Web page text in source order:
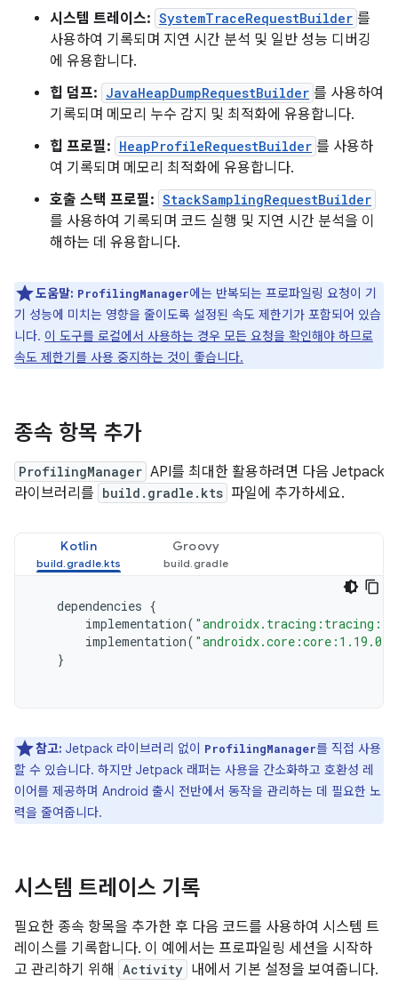
시스템 트레이스: SystemTraceRequestBuilder 를
사용하여 기록되며 지연 시간 분석 및 일반 성능 디버깅
에 유용합니다.
힙 덤프: JavaHeapDumpRequestBuilder 를 사용하여
기록되며 메모리 누수 감지 및 최적화에 유용합니다.
힙 프로필: HeapProfileRequestBuilder 를 사용하
여 기록되며 메모리 최적화에 유용합니다.
호출 스택 프로필: StackSamplingRequestBuilder
를 사용하여 기록되며 코드 실행 및 지연 시간 분석을 이
해하는 데 유용합니다.
도움말: ProfilingManager에는 반복되는 프로파일링 요청이 기
기 성능에 미치는 영향을 줄이도록 설정된 속도 제한기가 포함되어 있습
니다. 이 도구를 로컬에서 사용하는 경우 모든 요청을 확인해야 하므로
속도 제한기를 사용 중지하는 것이 좋습니다.
종속 항목 추가
ProfilingManager API를 최대한 활용하려면 다음 Jetpack
라이브러리를 build.gradle.kts 파일에 추가하세요.
Kotlin Groovy
dependencies {
implementation(
implementation( "androidx.core:core:1.19.0"
}
참고: Jetpack 라이브러리 없이 ProfilingManager를 직접 사용
할 수 있습니다. 하지만 Jetpack 래퍼는 사용을 간소화하고 호환성 레
이어를 제공하며 Android 출시 전반에서 동작을 관리하는 데 필요한 노
력을 줄여줍니다.
시스템 트레이스 기록
필요한 종속 항목을 추가한 후 다음 코드를 사용하여 시스템 트
레이스를 기록합니다. 이 예에서는 프로파일링 세션을 시작하
고 관리하기 위해
Activity 내에서 기본 설정을 보여줍니다.